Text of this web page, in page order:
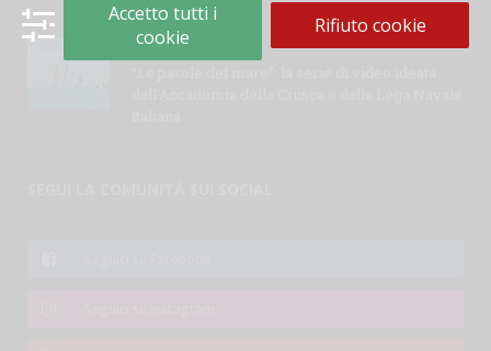
Accetto tutti i
cookie
Rifiuto cookie